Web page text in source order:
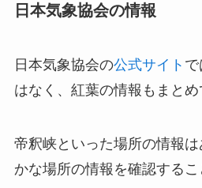
日本気象協会の情報
日本気象協会の公式サイト
はなく、紅葉の情報もまとめ
帝釈峡といった場所の情報
かな場所の情報を確認するこ